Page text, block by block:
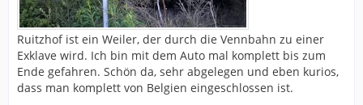
Ruitzhof ist ein Weiler, der durch die Vennbahn zu einer
Exklave wird. Ich bin mit dem Auto mal komplett bis zum
Ende gefahren. Schön da, sehr abgelegen und eben kurios,
dass man komplett von Belgien eingeschlossen ist.